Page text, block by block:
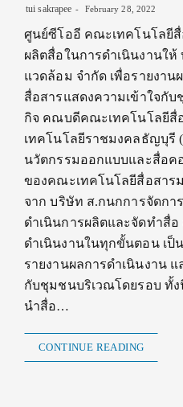
tui sakrapee February 28, 2022
ศูนย์ซีโออี คณะเทคโนโลยี
ผลิตสื่อในการดำเนินงานใ
แวดล้อม จำกัด เพื่อรายงาน
สื่อสารแสดงความเข้าใจกั
กิจ คณบดีคณะเทคโนโลยีสื่
เทคโนโลยีราชมงคลธัญบุรี
นวัตกรรมออกแบบและสื่อค
ของคณะเทคโนโลยีสื่อสาร
จาก บริษัท ส.กนกการจัดกา
ดำเนินการผลิตและจัดทำสื่
ดำเนินงานในทุกขั้นตอน เป็น
รายงานผลการดำเนินงาน
กับชุมชนบริเวณโดยรอบ ทั้ง
นำสื่อ…
CONTINUE READING